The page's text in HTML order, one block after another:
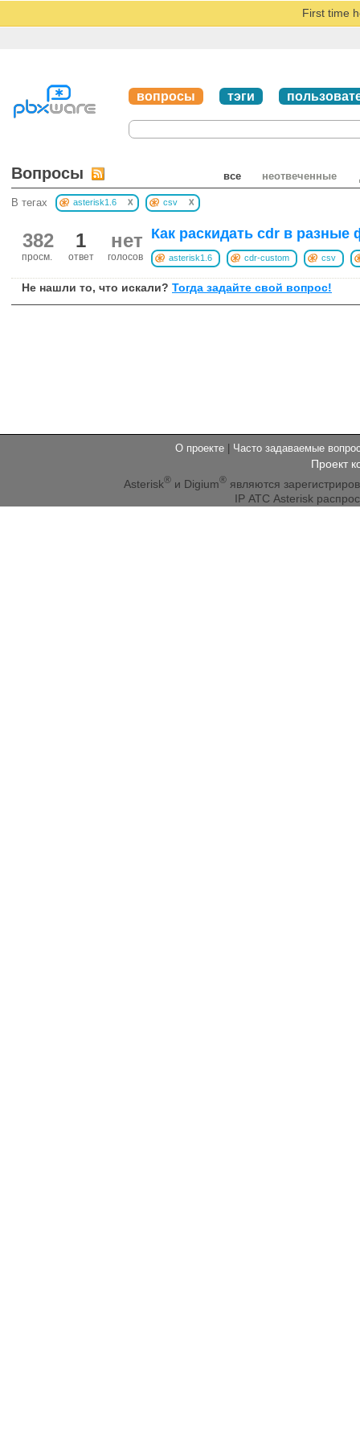
First time
вопросы тэги
все неотвеченные
Вопросы
В тегах asterisk1.6 x csv x
нет
голосов
1
ответ
382
просм.
Как раскидать cdr в
asterisk1.6 cdr-custom csv
Не нашли то, что искали? Тогда задайте свой вопрос!
О проекте | Часто задаваемые
Проект
Asterisk®и Digium®являются
IP АТС Asterisk